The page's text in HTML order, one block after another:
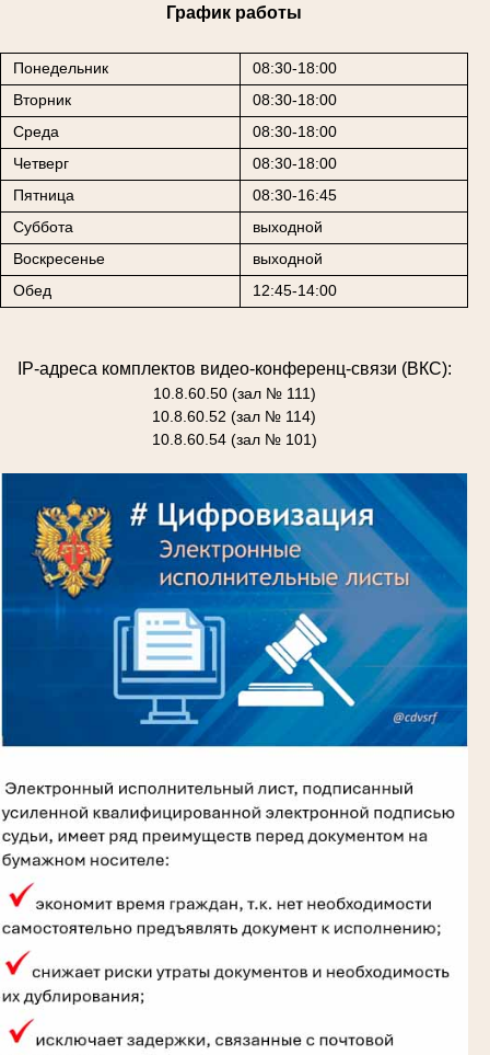
График работы
Понедельник
08:30-18:00
Вторник
08:30-18:00
Среда
08:30-18:00
Четверг
08:30-18:00
Пятница
08:30-16:45
Суббота
выходной
Воскресенье
выходной
Обед
12:45-14:00
IP-адреса комплектов видео-конференц-связи (ВКС):
10.8.60.50 (зал № 111)
10.8.60.52 (зал № 114)
10.8.60.54 (зал № 101)